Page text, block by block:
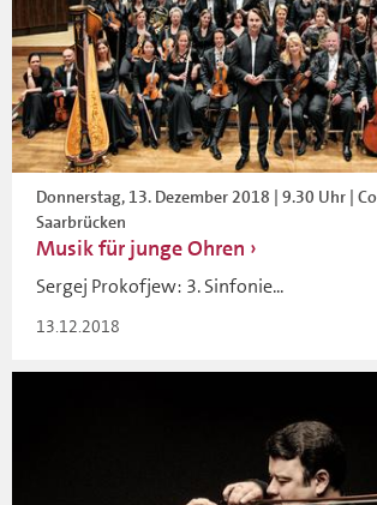
Donnerstag, 13. Dezember 2018 | 9.30 Uhr |
Saarbrücken
Musik für junge Ohren
Sergej Prokofjew: 3. Sinfonie...
13.12.2018